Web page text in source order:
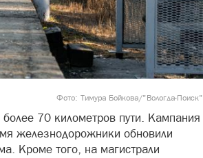
Фото: Тимура Бойкова/"Вологда-Поиск"
70 километров пути. Кампания
железнодорожники обновили
Кроме того, на магистрали